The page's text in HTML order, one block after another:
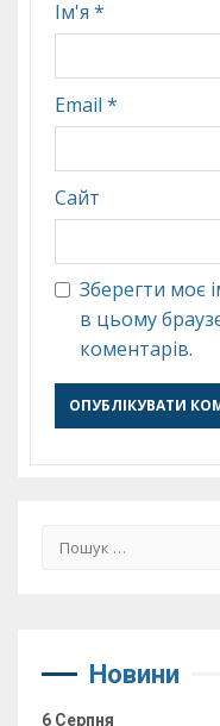
Ім'я *
Email *
Сайт
Зберегти моє
в цьому
коментарів.
Пошук:
Новини
6 Серпня